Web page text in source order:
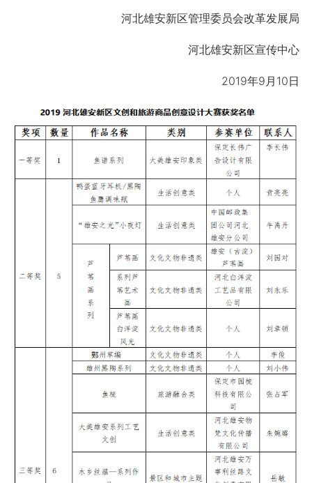
河北雄安新区管理委员会改革发展局
河北雄安新区宣传中心
2019年9月10日